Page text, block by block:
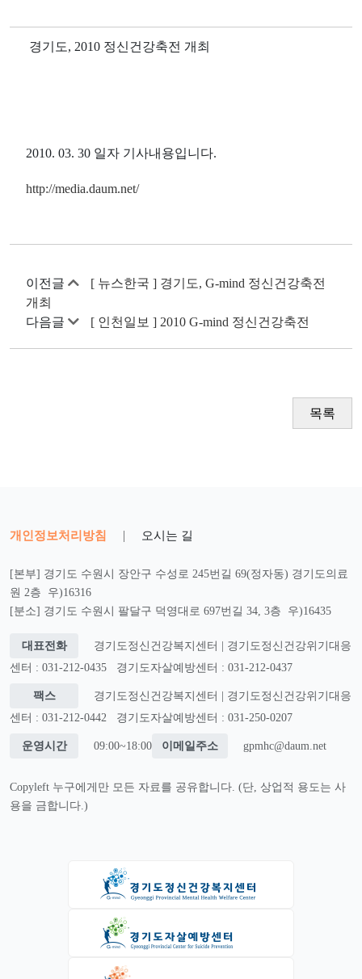
경기도, 2010 정신건강축전 개최
2010. 03. 30 일자 기사내용입니다.
http://media.daum.net/
이전글
[ 뉴스한국 ] 경기도, G-mind 정신건강축전
개최
다음글
[ 인천일보 ] 2010 G-mind 정신건강축전
목록
개인정보처리방침 | 오시는 길
[본부] 경기도 수원시 장안구 수성로 245번길 69(정자동) 경기도의료
원 2층 우)16316
[분소] 경기도 수원시 팔달구 덕영대로 697번길 34, 3층 우)16435
대표전화
경기도정신건강복지센터 | 경기도정신건강위기대응
센터 : 031-212-0435
경기도자살예방센터 : 031-212-0437
팩스
경기도정신건강복지센터 | 경기도정신건강위기대응
센터 : 031-212-0442
경기도자살예방센터 : 031-250-0207
운영시간 09:00~18:00 이메일주소 gpmhc@daum.net
Copyleft 누구에게만 모든 자료를 공유합니다. (단, 상업적 용도는 사
용을 금합니다.)